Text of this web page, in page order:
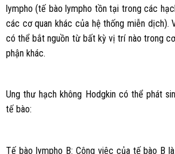
lympho (tế bào lympho tồn tại trong các
các cơ quan khác của hệ thống miễn dịch).
có thể bắt nguồn từ bất kỳ vị trí nào trong
phận khác.
Ung thư hạch không Hodgkin có thể phát
tế bào:
Tế bào lympho B: Công việc của tế bào B